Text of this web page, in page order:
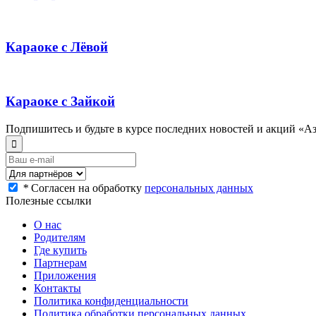
Караоке с Лёвой
Караоке с Зайкой
Подпишитесь и будьте в курсе последних новостей и акций
* Согласен на обработку персональных данных
Полезные ссылки
О нас
Родителям
Где купить
Партнерам
Приложения
Контакты
Политика конфиденциальности